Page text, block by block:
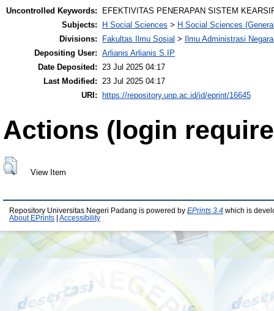
Uncontrolled Keywords:
EFEKTIVITAS PENERAPAN SISTEM
Subjects:
H Social Sciences > H Social Sciences
Divisions:
Fakultas Ilmu Sosial >
Ilmu Administrasi
Depositing User: Arlianis Arlianis S.IP
Date Deposited: 23 Jul 2025 04:17
Last Modified: 23 Jul 2025 04:17
URI:
https://repository.unp.ac.id/id/eprint/16645
Actions (login
View Item
Repository Universitas Negeri Padang is powered by EPrints 3.4 which is
About EPrints
Accessibility